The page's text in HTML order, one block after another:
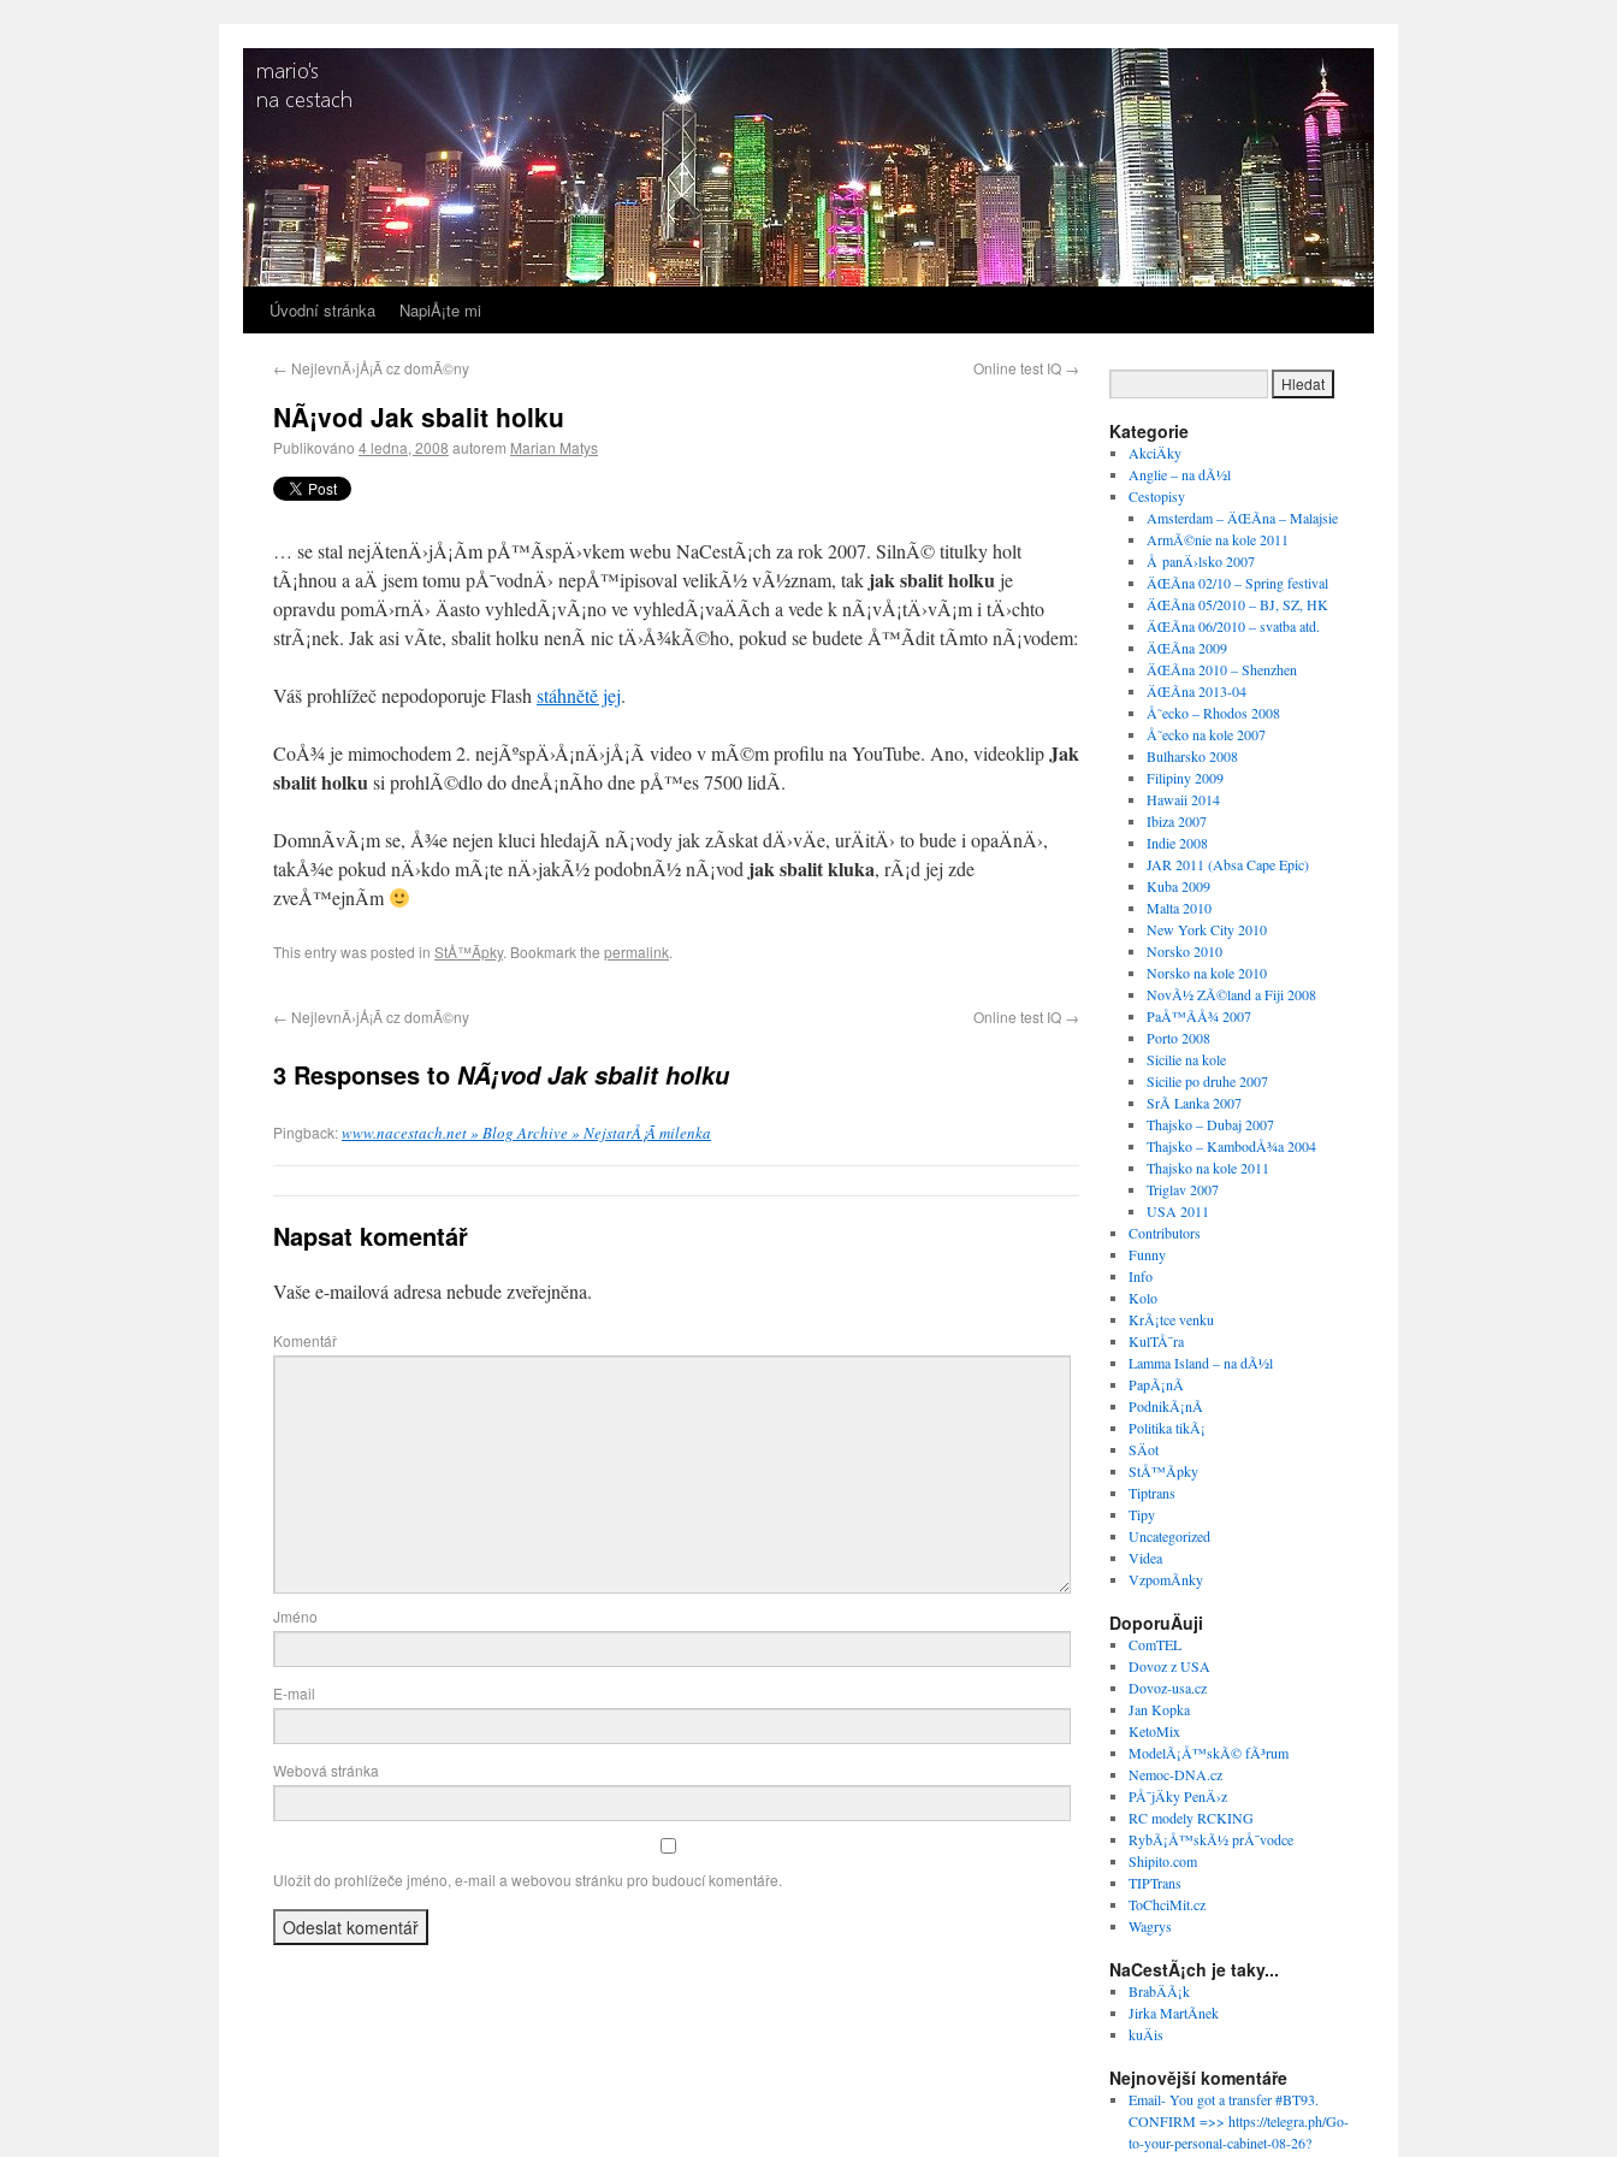
Úvodní stránka NapiÅ¡te mi
← NejlevnÄ›jÅ¡Ã­ cz domÃ©ny Online test IQ →
NÃ¡vod Jak sbalit holku
Publikováno 4 ledna, 2008 autorem Marian Matys
… se stal nejÄtenÄ›jÅ¡Ã­m pÅ™Ã­spÄ›vkem webu NaCestÃ¡ch za rok 2007. SilnÃ© titulky holt
tÃ¡hnou a aÄ jsem tomu pÅ¯vodnÄ› nepÅ™ipisoval velikÃ½ vÃ½znam, tak jak sbalit holkuje
opravdu pomÄ›rnÄ› Äasto vyhledÃ¡vÃ¡no ve vyhledÃ¡vaÄÃ­ch a vede k nÃ¡vÅ¡tÄ›vÃ¡m i tÄ›chto
strÃ¡nek. Jak asi vÃ­te, sbalit holku nenÃ­ nic tÄ›Å¾kÃ©ho, pokud se budete Å™Ã­dit tÃ­mto nÃ¡vodem:
Váš prohlížeč nepodoporuje Flash stáhnětě jej.
CoÅ¾ je mimochodem 2. nejÃºspÄ›Å¡nÄ›jÅ¡Ã­ video v mÃ©m profilu na YouTube. Ano, videoklipJak
sbalit holkusi prohlÃ©dlo do dneÅ¡nÃ­ho dne pÅ™es 7500 lidÃ­.
DomnÃ­vÃ¡m se, Å¾e nejen kluci hledajÃ­ nÃ¡vody jak zÃ­skat dÄ›vÄe, urÄitÄ› to bude i opaÄnÄ›,
takÅ¾e pokud nÄ›kdo mÃ¡te nÄ›jakÃ½ podobnÃ½ nÃ¡vod jak sbalit kluka, rÃ¡d jej zde
zveÅ™ejnÃ­m
This entry was posted in StÅ™Ã­pky. Bookmark the permalink.
← NejlevnÄ›jÅ¡Ã­ cz domÃ©ny Online test IQ →
3 Responses to NÃ¡vod Jak sbalit holku
Pingback:www.nacestach.net » Blog Archive » NejstarÅ¡Ã­ milenka
Napsat komentář
Vaše e-mailová adresa nebude zveřejněna.
Komentář
Jméno
E-mail
Webová stránka
Uložit do prohlížeče jméno, e-mail a webovou stránku pro budoucí komentáře.
Kategorie
AkciÄky
Anglie – na dÃ½l
Cestopisy
Amsterdam – ÄŒÃ­na – Malajsie
ArmÃ©nie na kole 2011
Å panÄ›lsko 2007
ÄŒÃ­na 02/10 – Spring festival
ÄŒÃ­na 05/2010 – BJ, SZ, HK
ÄŒÃ­na 06/2010 – svatba atd.
ÄŒÃ­na 2009
ÄŒÃ­na 2010 – Shenzhen
ÄŒÃ­na 2013-04
Å˜ecko – Rhodos 2008
Å˜ecko na kole 2007
Bulharsko 2008
Filipiny 2009
Hawaii 2014
Ibiza 2007
Indie 2008
JAR 2011 (Absa Cape Epic)
Kuba 2009
Malta 2010
New York City 2010
Norsko 2010
Norsko na kole 2010
NovÃ½ ZÃ©land a Fiji 2008
PaÅ™Ã­Å¾ 2007
Porto 2008
Sicilie na kole
Sicilie po druhe 2007
SrÃ­ Lanka 2007
Thajsko – Dubaj 2007
Thajsko – KambodÅ¾a 2004
Thajsko na kole 2011
Triglav 2007
USA 2011
Contributors
Funny
Info
Kolo
KrÃ¡tce venku
KulTÅ¯ra
Lamma Island – na dÃ½l
PapÃ¡nÃ­
PodnikÃ¡nÃ­
Politika tikÃ¡
SÄot
StÅ™Ã­pky
Tiptrans
Tipy
Uncategorized
Videa
VzpomÃ­nky
DoporuÄuji
ComTEL
Dovoz z USA
Dovoz-usa.cz
Jan Kopka
KetoMix
ModelÃ¡Å™skÃ© fÃ³rum
Nemoc-DNA.cz
PÅ¯jÄky PenÄ›z
RC modely RCKING
RybÃ¡Å™skÃ½ prÅ¯vodce
Shipito.com
TIPTrans
ToChciMit.cz
Wagrys
NaCestÃ¡ch je taky...
BrabÄÃ¡k
Jirka MartÃ­nek
kuÄis
Nejnovější komentáře
Email- You got a transfer #BT93.
CONFIRM =>> https://telegra.ph/Go-
to-your-personal-cabinet-08-26?